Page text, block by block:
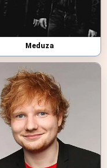
Meduza